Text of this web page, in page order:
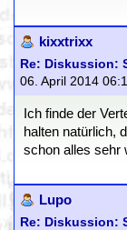
kixxtrixx
Re: Diskussion:
06. April 2014
Ich finde der
halten natürlich,
schon alles sehr
Lupo
Re: Diskussion: